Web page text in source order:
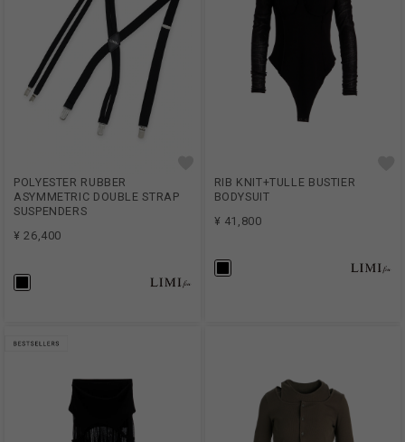
POLYESTER RUBBER
ASYMMETRIC DOUBLE STRAP
SUSPENDERS
¥ 26,400
RIB KNIT+TULLE BUSTIER
BODYSUIT
¥ 41,800